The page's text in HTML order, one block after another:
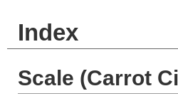
Index
Scale (Carrot